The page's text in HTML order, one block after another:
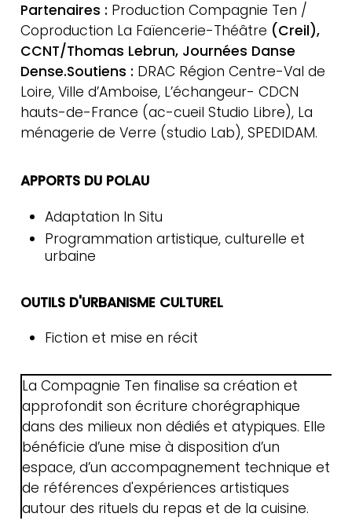
Partenaires : Production Compagnie Ten /
Coproduction La Faïencerie-Théâtre (Creil),
CCNT/Thomas Lebrun, Journées Danse
Dense.Soutiens : DRAC Région Centre-Val de
Loire, Ville d’Amboise, L’échangeur- CDCN
hauts-de-France (ac-cueil Studio Libre), La
ménagerie de Verre (studio Lab), SPEDIDAM.
APPORTS DU POLAU
Adaptation In Situ
Programmation artistique, culturelle et
urbaine
OUTILS D'URBANISME CULTUREL
Fiction et mise en récit
La Compagnie Ten finalise sa création et
approfondit son écriture chorégraphique
dans des milieux non dédiés et atypiques. Elle
bénéficie d’une mise à disposition d’un
espace, d’un accompagnement technique et
de références d'expériences artistiques
autour des rituels du repas et de la cuisine.